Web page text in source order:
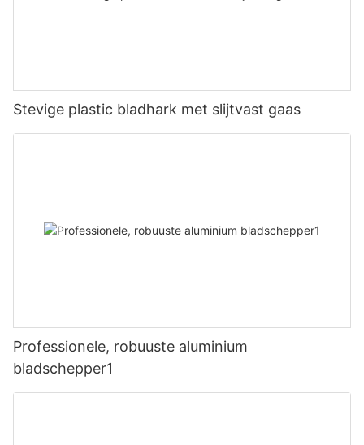
Stevige plastic bladhark met slijtvast gaas
Professionele, robuuste aluminium
bladschepper1